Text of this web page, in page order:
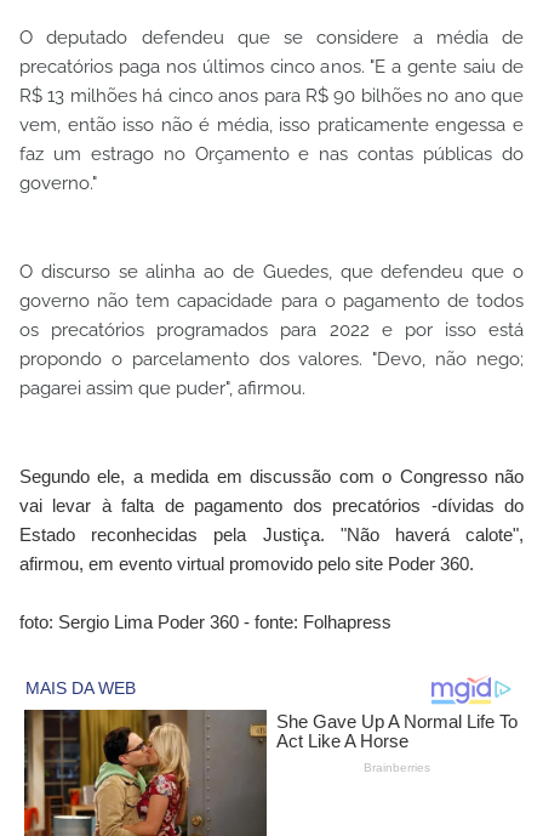
O deputado defendeu que se considere a média de
precatórios paga nos últimos cinco anos. "E a gente saiu de
R$ 13 milhões há cinco anos para R$ 90 bilhões no ano que
vem, então isso não é média, isso praticamente engessa e
faz um estrago no Orçamento e nas contas públicas do
governo."
O discurso se alinha ao de Guedes, que defendeu que o
governo não tem capacidade para o pagamento de todos
os precatórios programados para 2022 e por isso está
propondo o parcelamento dos valores. "Devo, não nego;
pagarei assim que puder", afirmou.
Segundo ele, a medida em discussão com o Congresso não
vai levar à falta de pagamento dos precatórios -dívidas do
Estado reconhecidas pela Justiça. "Não haverá calote",
afirmou, em evento virtual promovido pelo site Poder 360.
foto: Sergio Lima Poder 360 - fonte: Folhapress